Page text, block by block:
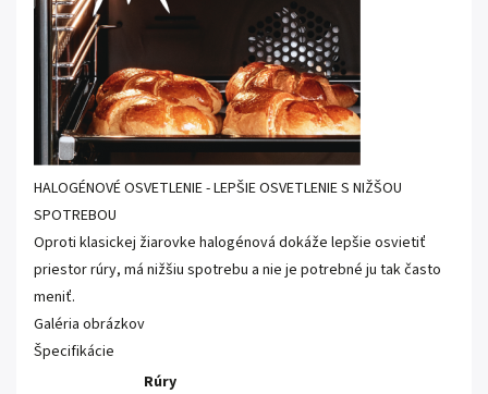
HALOGÉNOVÉ OSVETLENIE - LEPŠIE OSVETLENIE S NIŽŠOU
SPOTREBOU
Oproti klasickej žiarovke halogénová dokáže lepšie osvietiť
priestor rúry, má nižšiu spotrebu a nie je potrebné ju tak často
meniť.
Galéria obrázkov
Špecifikácie
Rúry